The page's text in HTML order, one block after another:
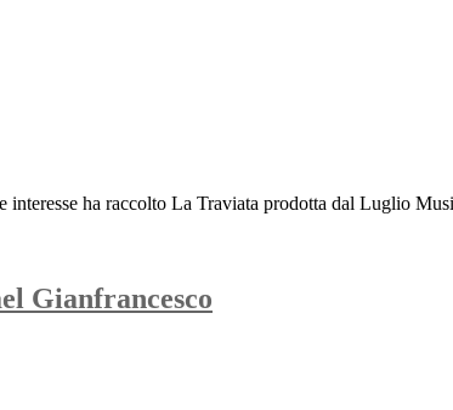
interesse ha raccolto La Traviata prodotta dal Luglio
Gianfrancesco